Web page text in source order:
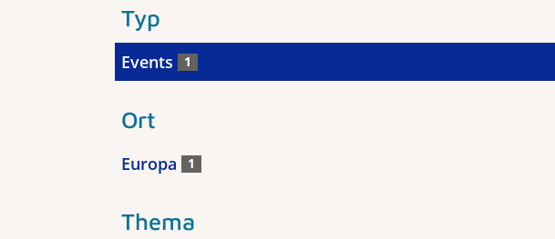
Typ
Events 1
Ort
Europa 1
Thema